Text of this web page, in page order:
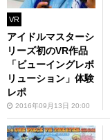
VR
アイドルマスターシ
リーズ初のVR作品
「ビューイングレボ
リューション」体験
レポ
2016年09月13日 20:00